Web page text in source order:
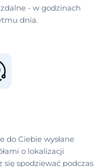
- w godzinach
dnia.
do Ciebie wysłane
o lokalizacji
spodziewać podczas